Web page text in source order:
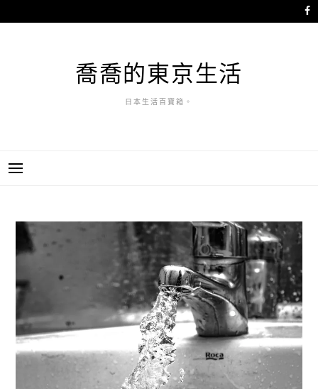
至
喬喬的東京生活
日本生活百寶箱。